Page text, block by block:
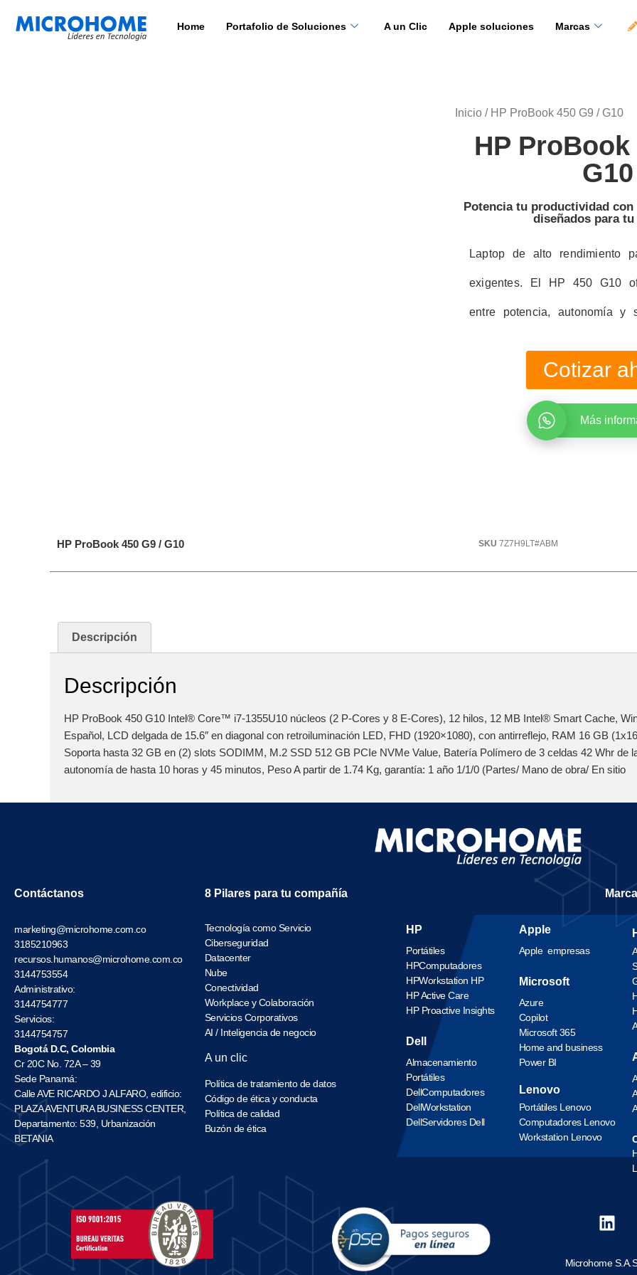
Home Portafolio de Soluciones A un Clic Apple soluciones Marcas
Inicio / HP ProBook 450 G9 / G10
HP ProBook
G10
Potencia tu productividad
diseñados para
Laptop de alto rendimiento
exigentes. El HP 450 G10
entre potencia, autonomía y
Cotizar
Más
HP ProBook 450 G9 / G10 SKU7Z7H9LT#ABM
Descripción
Descripción
HP ProBook 450 G10 Intel® Core™ i7-1355U10 núcleos (2 P-Cores y 8 E-Cores), 12 hilos, 12 MB Intel® Smart Cache,
Español, LCD delgada de 15.6″ en diagonal con retroiluminación LED, FHD (1920×1080), con antirreflejo, RAM 16 GB
Soporta hasta 32 GB en (2) slots SODIMM, M.2 SSD 512 GB PCIe NVMe Value, Batería Polímero de 3 celdas 42 Whr de
autonomía de hasta 10 horas y 45 minutos, Peso A partir de 1.74 Kg, garantía: 1 año 1/1/0 (Partes/ Mano de obra/ En sitio
Contáctanos
marketing@microhome.com.co
3185210963
recursos.humanos@microhome.com.co
3144753554
Administrativo:
3144754777
Servicios:
3144754757
Bogotá D.C, Colombia
Cr 20C No. 72A – 39
Sede Panamá:
Calle AVE RICARDO J ALFARO, edificio:
PLAZA AVENTURA BUSINESS CENTER,
Departamento: 539, Urbanización
BETANIA
8 Pilares para tu compañía
Tecnología como Servicio
Ciberseguridad
Datacenter
Nube
Conectividad
Workplace y Colaboración
Servicios Corporativos
AI / Inteligencia de negocio
A un clic
Política de tratamiento de datos
Código de ética y conducta
Política de calidad
Buzón de ética
HP
Portátiles
HPComputadores
HPWorkstation HP
HP Active Care
HP Proactive Insights
Dell
Almacenamiento
Portátiles
DellComputadores
DellWorkstation
DellServidores Dell
Apple
Apple empresas
Microsoft
Azure
Copilot
Microsoft 365
Home and business
Power BI
Lenovo
Portátiles Lenovo
Computadores Lenovo
Workstation Lenovo
Microhome